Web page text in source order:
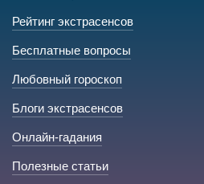
Рейтинг экстрасенсов
Бесплатные вопросы
Любовный гороскоп
Блоги экстрасенсов
Онлайн-гадания
Полезные статьи